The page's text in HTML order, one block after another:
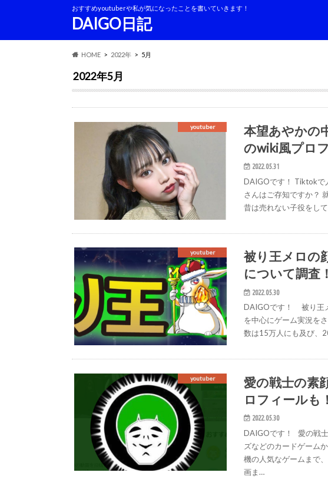
おすすめyoutuberや私が気になったことを書いていきます！
DAIGO日記
HOME 2022年 5月
2022年5月
youtuber
本望あやかの
のwiki風プロ
2022.05.31
DAIGOです！ Tiktokで
さんはご存知ですか？
昔は売れない子役をし
youtuber
被り王メロの
について調査！
2022.05.30
DAIGOです！ 被り王
を中心にゲーム実況を
数は15万人にも及び、
youtuber
愛の戦士の素
ロフィールも！
2022.05.30
DAIGOです！ 愛の戦
ズなどのカードゲーム
機の人気なゲームまで
画ま…